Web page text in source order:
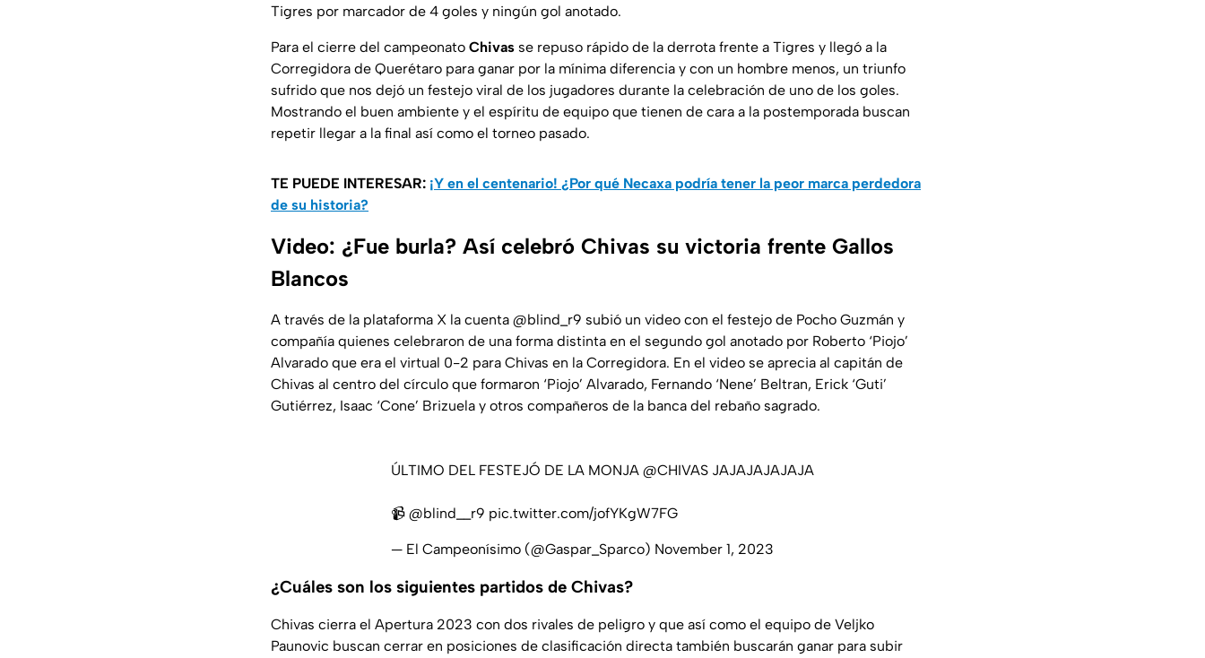
Tigres por marcador de 4 goles y ningún gol anotado.
Para el cierre del campeonato Chivas se repuso rápido de la derrota frente a Tigres y llegó a la
Corregidora de Querétaro para ganar por la mínima diferencia y con un hombre menos, un triunfo
sufrido que nos dejó un festejo viral de los jugadores durante la celebración de uno de los goles.
Mostrando el buen ambiente y el espíritu de equipo que tienen de cara a la postemporada buscan
repetir llegar a la final así como el torneo pasado.
TE PUEDE INTERESAR: ¡Y en el centenario! ¿Por qué Necaxa podría tener la peor marca perdedora
de su historia?
Video: ¿Fue burla? Así celebró Chivas su victoria frente Gallos
Blancos
A través de la plataforma X la cuenta @blind_r9 subió un video con el festejo de Pocho Guzmán y
compañía quienes celebraron de una forma distinta en el segundo gol anotado por Roberto ‘Piojo’
Alvarado que era el virtual 0-2 para Chivas en la Corregidora. En el video se aprecia al capitán de
Chivas al centro del círculo que formaron ‘Piojo’ Alvarado, Fernando ‘Nene’ Beltran, Erick ‘Guti’
Gutiérrez, Isaac ‘Cone’ Brizuela y otros compañeros de la banca del rebaño sagrado.
ÚLTIMO DEL FESTEJÓ DE LA MONJA @CHIVAS JAJAJAJAJAJA
📹 @blind__r9 pic.twitter.com/jofYKgW7FG
— El Campeonísimo (@Gaspar_Sparco) November 1, 2023
¿Cuáles son los siguientes partidos de Chivas?
Chivas cierra el Apertura 2023 con dos rivales de peligro y que así como el equipo de Veljko
Paunovic buscan cerrar en posiciones de clasificación directa también buscarán ganar para subir